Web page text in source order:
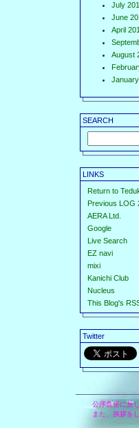
July
June
April
August
January
SEARCH
LINKS
Return to
Previous LOG
AERA Ltd.
Google
Live Search
EZ navi
mixi
Kanichi Club
Nucleus
This Blog's
Twitter
公序良俗に反
また、挨拶を